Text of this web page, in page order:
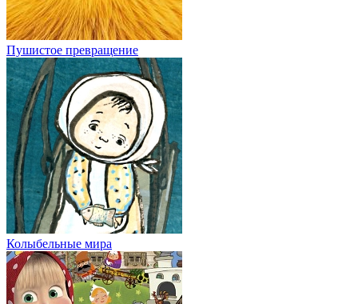
Пушистое превращение
Колыбельные мира